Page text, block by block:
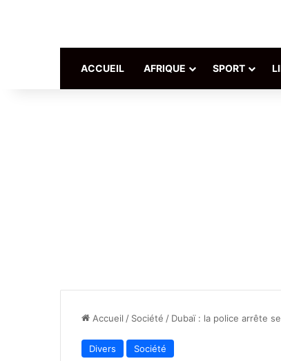
ACCUEIL AFRIQUE SPORT
Accueil / Société / Dubaï : la police arrête
Divers Société